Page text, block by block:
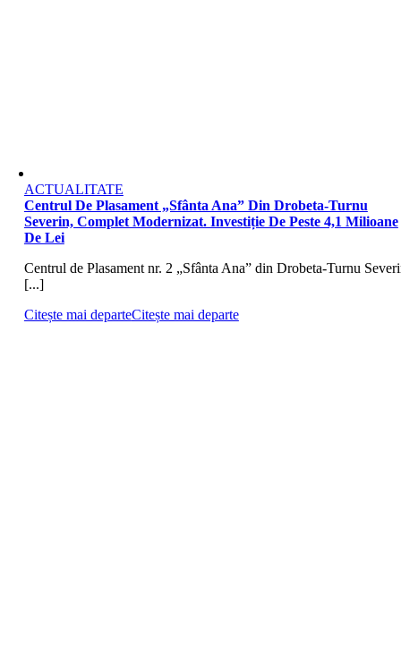
ACTUALITATE
Centrul De Plasament „Sfânta Ana” Din Drobeta-Turnu
Severin, Complet Modernizat. Investiție De Peste 4,1 Milioane
De Lei
Centrul de Plasament nr. 2 „Sfânta Ana” din Drobeta-Turnu
[...]
Citește mai departeCitește mai departe